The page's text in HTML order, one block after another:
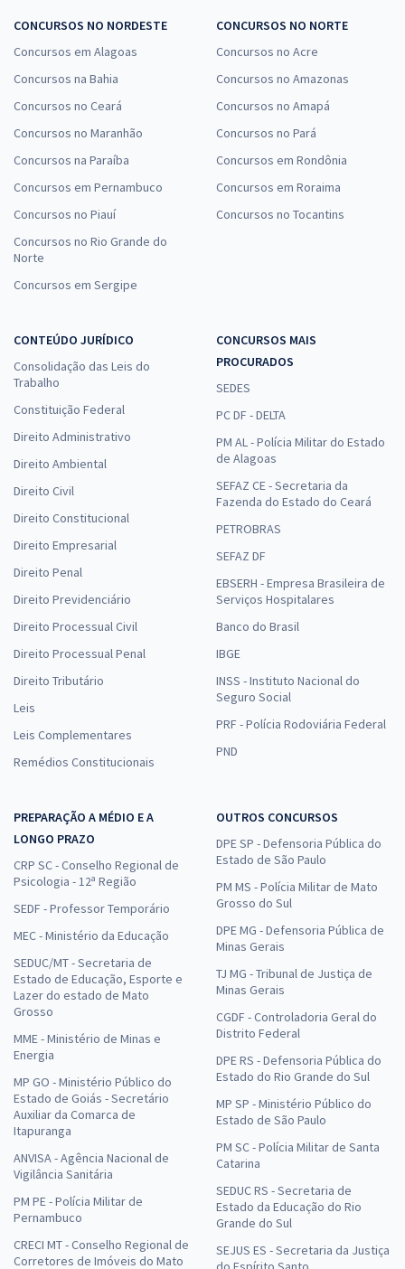
CONCURSOS NO NORDESTE
Concursos em Alagoas
Concursos na Bahia
Concursos no Ceará
Concursos no Maranhão
Concursos na Paraíba
Concursos em Pernambuco
Concursos no Piauí
Concursos no Rio Grande do
Norte
Concursos em Sergipe
CONCURSOS NO NORTE
Concursos no Acre
Concursos no Amazonas
Concursos no Amapá
Concursos no Pará
Concursos em Rondônia
Concursos em Roraima
Concursos no Tocantins
CONTEÚDO JURÍDICO
Consolidação das Leis do
Trabalho
Constituição Federal
Direito Administrativo
Direito Ambiental
Direito Civil
Direito Constitucional
Direito Empresarial
Direito Penal
Direito Previdenciário
Direito Processual Civil
Direito Processual Penal
Direito Tributário
Leis
Leis Complementares
Remédios Constitucionais
CONCURSOS MAIS
PROCURADOS
SEDES
PC DF - DELTA
PM AL - Polícia Militar do Estado
de Alagoas
SEFAZ CE - Secretaria da
Fazenda do Estado do Ceará
PETROBRAS
SEFAZ DF
EBSERH - Empresa Brasileira de
Serviços Hospitalares
Banco do Brasil
IBGE
INSS - Instituto Nacional do
Seguro Social
PRF - Polícia Rodoviária Federal
PND
PREPARAÇÃO A MÉDIO E A
LONGO PRAZO
CRP SC - Conselho Regional de
Psicologia - 12ª Região
SEDF - Professor Temporário
MEC - Ministério da Educação
SEDUC/MT - Secretaria de
Estado de Educação, Esporte e
Lazer do estado de Mato
Grosso
MME - Ministério de Minas e
Energia
MP GO - Ministério Público do
Estado de Goiás - Secretário
Auxiliar da Comarca de
Itapuranga
ANVISA - Agência Nacional de
Vigilância Sanitária
PM PE - Polícia Militar de
Pernambuco
CRECI MT - Conselho Regional de
Corretores de Imóveis do Mato
OUTROS CONCURSOS
DPE SP - Defensoria Pública do
Estado de São Paulo
PM MS - Polícia Militar de Mato
Grosso do Sul
DPE MG - Defensoria Pública de
Minas Gerais
TJ MG - Tribunal de Justiça de
Minas Gerais
CGDF - Controladoria Geral do
Distrito Federal
DPE RS - Defensoria Pública do
Estado do Rio Grande do Sul
MP SP - Ministério Público do
Estado de São Paulo
PM SC - Polícia Militar de Santa
Catarina
SEDUC RS - Secretaria de
Estado da Educação do Rio
Grande do Sul
SEJUS ES - Secretaria da Justiça